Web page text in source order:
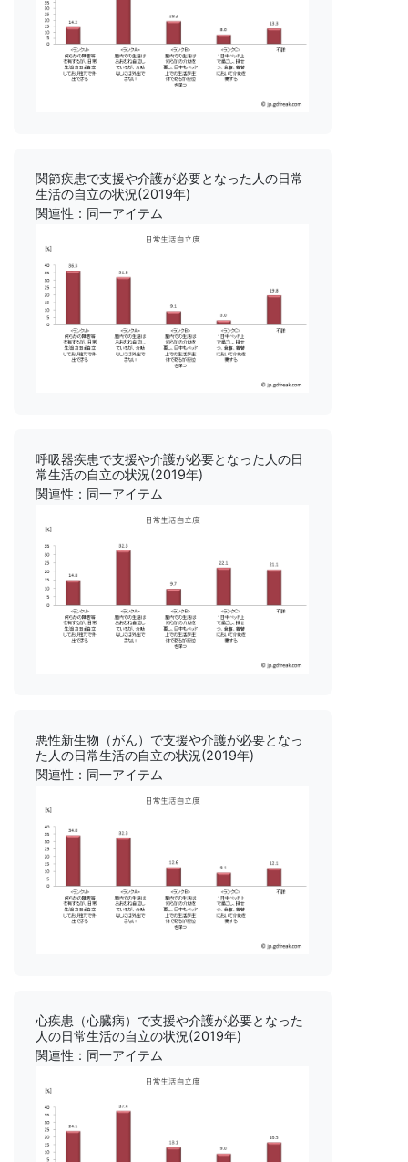
関節疾患で支援や介護が必要となった人の日常
生活の自立の状況(2019年)
関連性：同一アイテム
呼吸器疾患で支援や介護が必要となった人の日
常生活の自立の状況(2019年)
関連性：同一アイテム
悪性新生物（がん）で支援や介護が必要となっ
た人の日常生活の自立の状況(2019年)
関連性：同一アイテム
心疾患（心臓病）で支援や介護が必要となった
人の日常生活の自立の状況(2019年)
関連性：同一アイテム